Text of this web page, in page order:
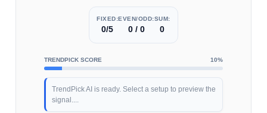
FIXED:
0/5
EVEN/ODD:
0 / 0
SUM:
0
TRENDPICK SCORE 10%
TrendPick AI is ready. Select a setup to preview the
signal....